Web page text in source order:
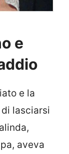
e
e la
lasciarsi
aveva